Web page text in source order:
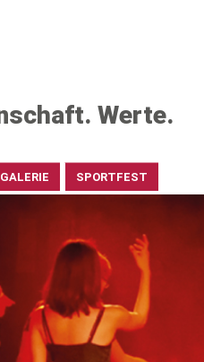
Werte.
GALERIE SPORTFEST